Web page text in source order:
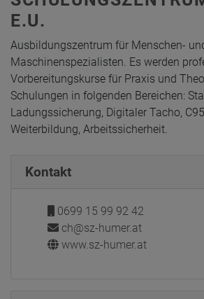
E.U.
Ausbildungszentrum für Menschen-
Maschinenspezialisten. Es werden
Vorbereitungskurse für Praxis und
Schulungen in folgenden Bereichen:
Ladungssicherung, Digitaler Tacho,
Weiterbildung, Arbeitssicherheit.
Kontakt
0699 15 99 92 42
ch@sz-humer.at
www.sz-humer.at